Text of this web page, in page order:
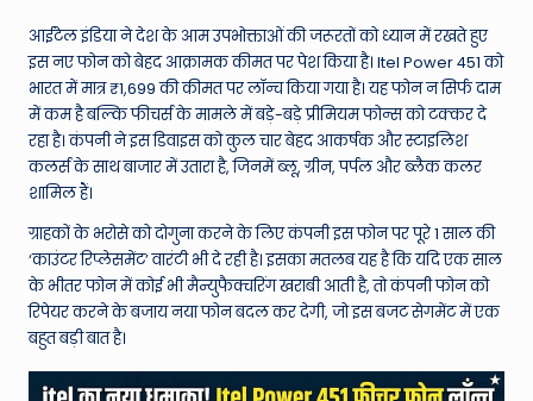
h
e
W
o
rl
d
आईटेल इंडिया ने देश के आम उपभोक्ताओं की जरूरतों को ध्यान में रखते हुए
इस नए फोन को बेहद आक्रामक कीमत पर पेश किया है। Itel Power 451 को
भारत में मात्र ₹1,699 की कीमत पर लॉन्च किया गया है। यह फोन न सिर्फ दाम
में कम है बल्कि फीचर्स के मामले में बड़े-बड़े प्रीमियम फोन्स को टक्कर दे
रहा है। कंपनी ने इस डिवाइस को कुल चार बेहद आकर्षक और स्टाइलिश
कलर्स के साथ बाजार में उतारा है, जिनमें ब्लू, ग्रीन, पर्पल और ब्लैक कलर
शामिल हैं।
ग्राहकों के भरोसे को दोगुना करने के लिए कंपनी इस फोन पर पूरे 1 साल की
‘काउंटर रिप्लेसमेंट’ वारंटी भी दे रही है। इसका मतलब यह है कि यदि एक साल
के भीतर फोन में कोई भी मैन्युफैक्चरिंग खराबी आती है, तो कंपनी फोन को
रिपेयर करने के बजाय नया फोन बदल कर देगी, जो इस बजट सेगमेंट में एक
बहुत बड़ी बात है।